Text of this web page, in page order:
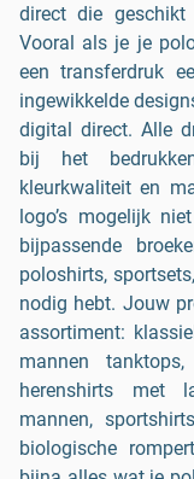
direct die
Vooral als je je
een transferdruk
ingewikkelde
digital direct. Alle
bij het
kleurkwaliteit en
logo’s mogelijk
bijpassende
poloshirts,
nodig hebt. Jouw
assortiment:
mannen
herenshirts met
mannen,
biologische